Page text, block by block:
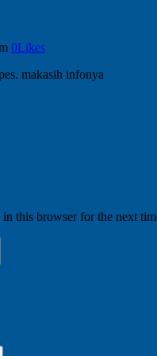
0Likes
makasih infonya
this browser for the next